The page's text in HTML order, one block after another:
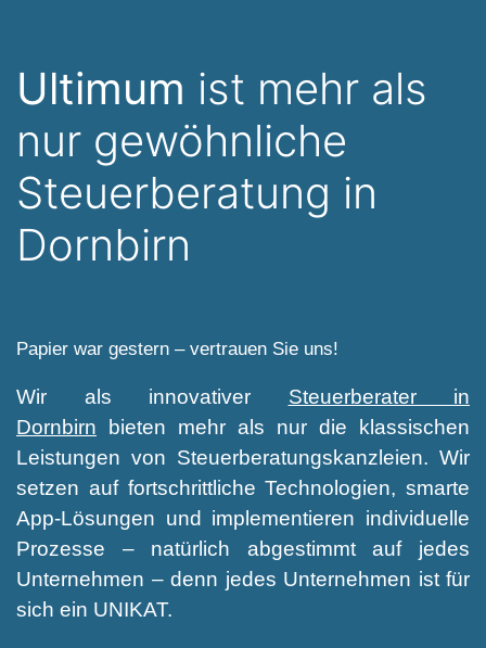
Ultimum ist mehr als
nur gewöhnliche
Steuerberatung in
Dornbirn
Papier war gestern – vertrauen Sie uns!
Wir als innovativer Steuerberater in
Dornbirn bieten mehr als nur die klassischen
Leistungen von Steuerberatungskanzleien. Wir
setzen auf fortschrittliche Technologien, smarte
App-Lösungen und implementieren individuelle
Prozesse – natürlich abgestimmt auf jedes
Unternehmen – denn jedes Unternehmen ist für
sich ein UNIKAT.